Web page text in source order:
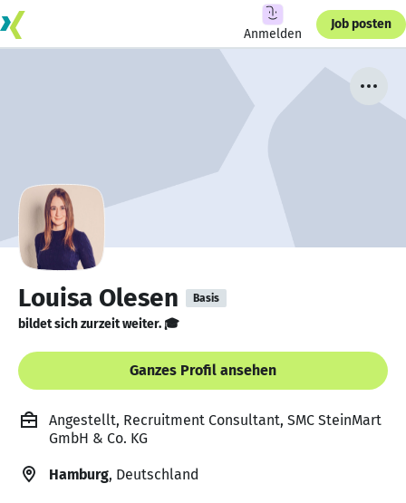
Anmelden
Job posten
Louisa Olesen Basis
bildet sich zurzeit weiter. 🎓
Ganzes Profil ansehen
Angestellt, Recruitment Consultant, SMC SteinMart
GmbH & Co. KG
Hamburg, Deutschland